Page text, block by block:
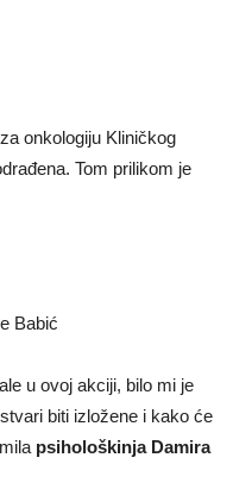
onkologiju Kliničkog
Tom prilikom je
Babić
u ovoj akciji, bilo mi je
biti izložene i kako će
psihološkinja Damira